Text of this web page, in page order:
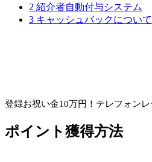
2 紹介者自動付与システム
3 キャッシュバックについて
登録お祝い金10万円！ テレフォン
ポイント獲得方法